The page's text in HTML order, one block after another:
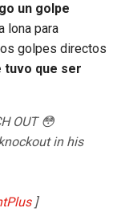
un golpe
lona para
golpes directos
tuvo que ser
OUT 😳
in his
]